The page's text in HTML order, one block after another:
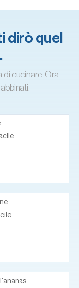
dirò quel
di cucinare. Ora